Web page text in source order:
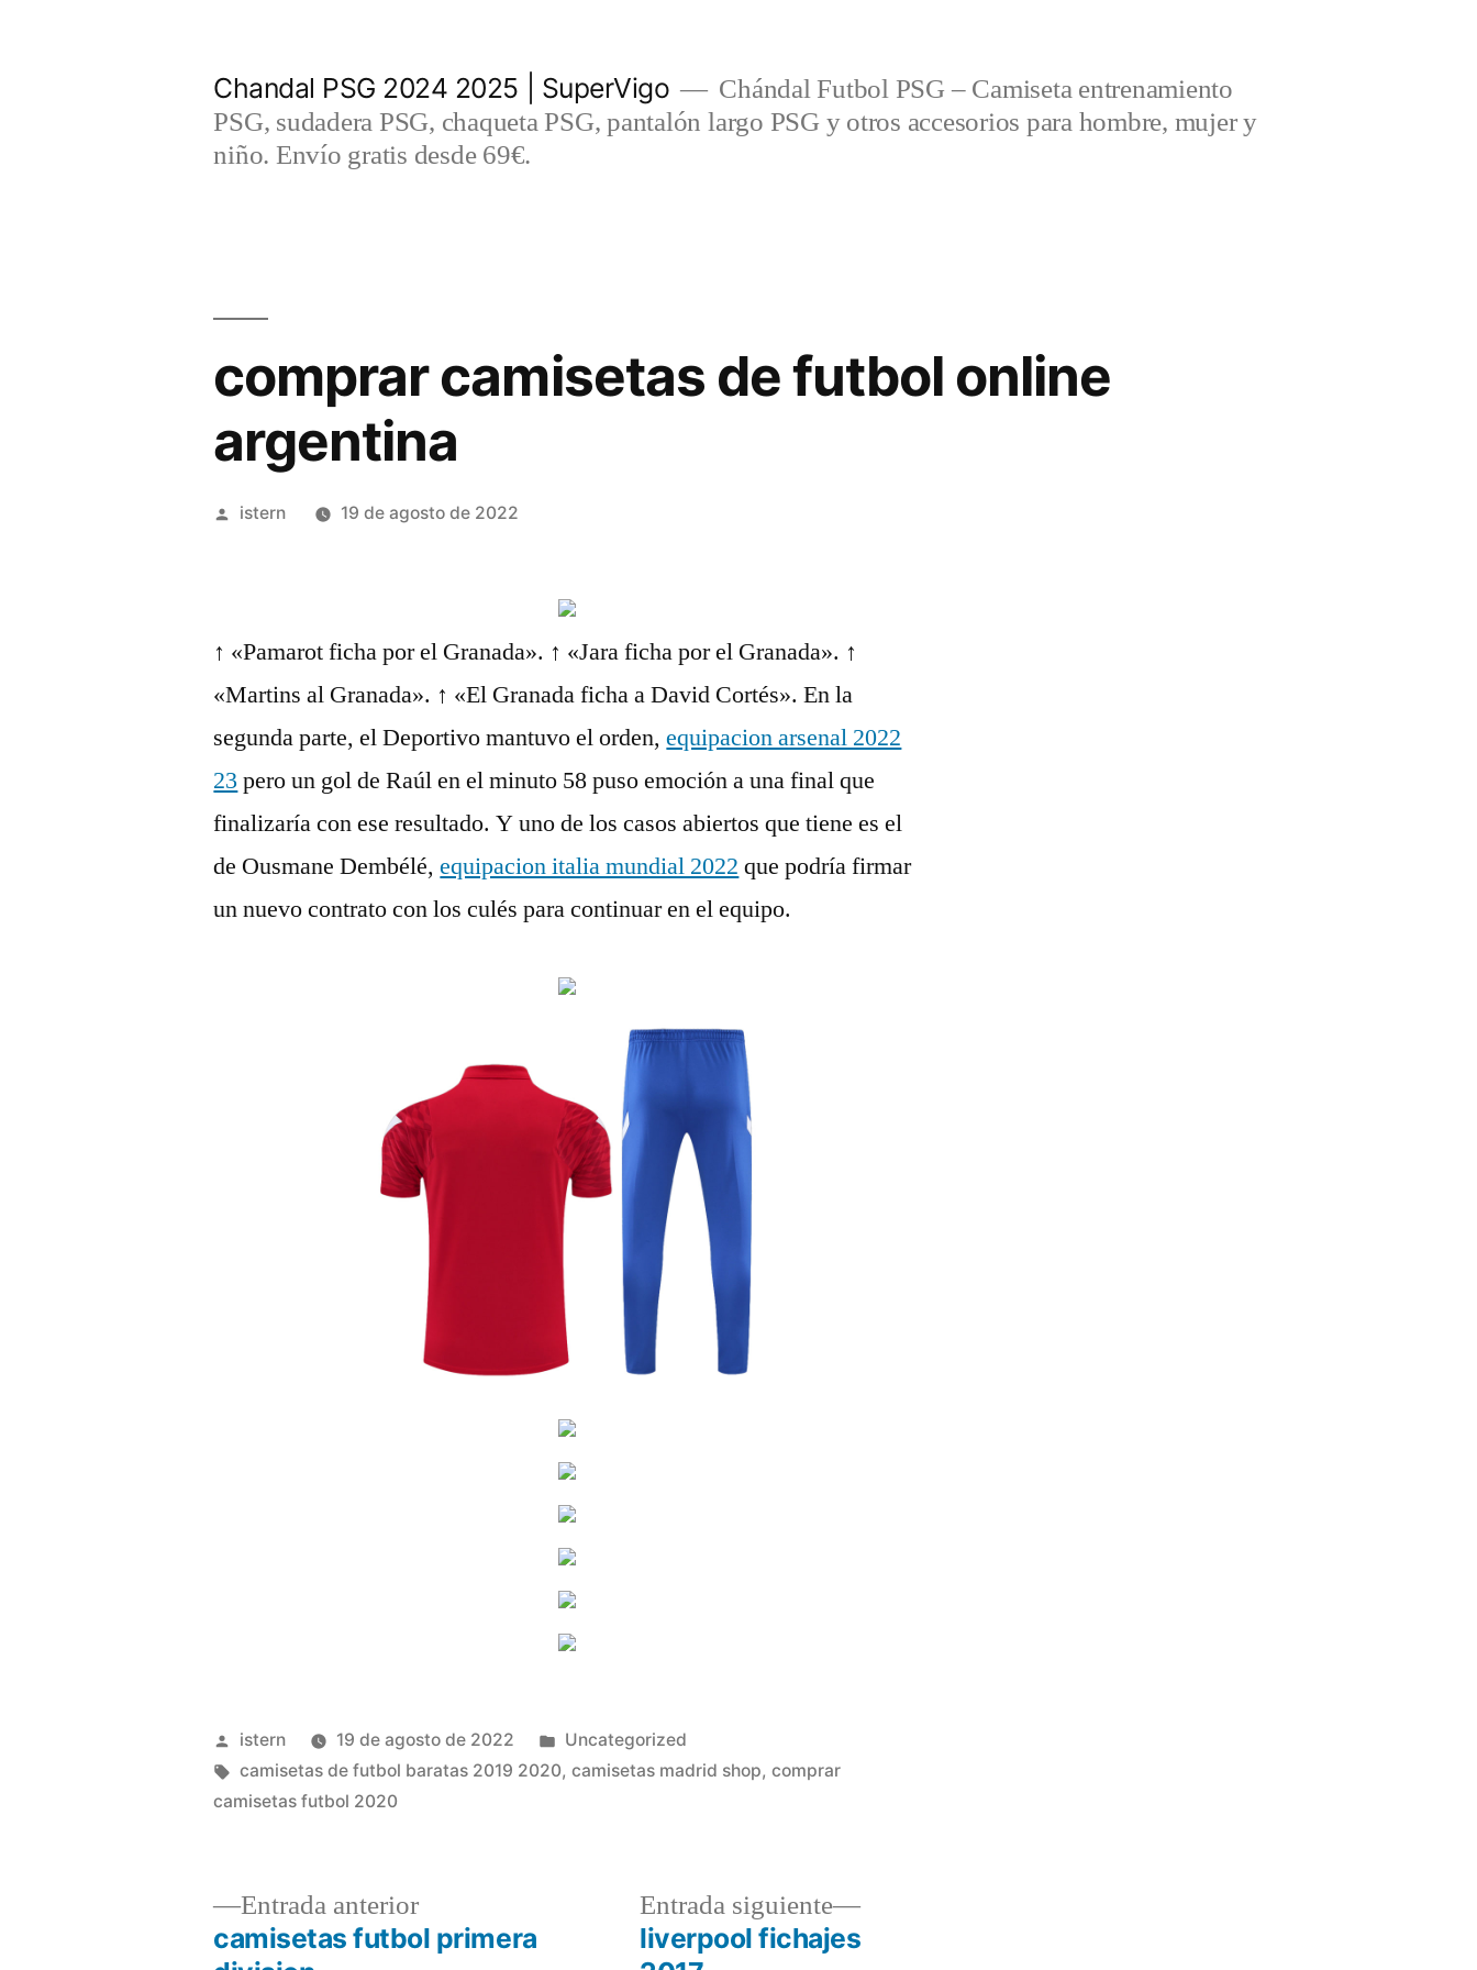
Chandal PSG 2024 2025 | SuperVigo
Chándal Futbol PSG – Camiseta entrenamiento
PSG, sudadera PSG, chaqueta PSG, pantalón largo PSG y otros accesorios para hombre, mujer y
niño. Envío gratis desde 69€.
comprar camisetas de futbol online
argentina
Publicado
istern 19 de agosto de 2022
↑ «Pamarot ficha por el Granada». ↑ «Jara ficha por el Granada». ↑
«Martins al Granada». ↑ «El Granada ficha a David Cortés». En la
segunda parte, el Deportivo mantuvo el orden,equipacion arsenal 2022
23 pero un gol de Raúl en el minuto 58 puso emoción a una final que
finalizaría con ese resultado. Y uno de los casos abiertos que tiene es el
de Ousmane Dembélé,equipacion italia mundial 2022 que podría firmar
un nuevo contrato con los culés para continuar en el equipo.
Publicado
por
istern 19 de agosto de 2022
Publicado
en
Uncategorized
Etiquetas:
camisetas de futbol baratas 2019 2020,camisetas madrid shop,comprar
camisetas futbol 2020
Entrada anteriorEntrada
anterior:
camisetas futbol primera
Entrada siguiente
Entrada
siguiente:
liverpool fichajes